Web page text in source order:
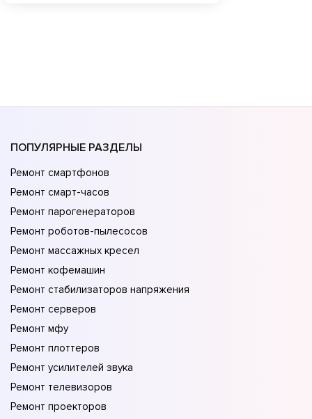
ПОПУЛЯРНЫЕ РАЗДЕЛЫ
Ремонт смартфонов
Ремонт смарт-часов
Ремонт парогенераторов
Ремонт роботов-пылесосов
Ремонт массажных кресел
Ремонт кофемашин
Ремонт стабилизаторов напряжения
Ремонт серверов
Ремонт мфу
Ремонт плоттеров
Ремонт усилителей звука
Ремонт телевизоров
Ремонт проекторов